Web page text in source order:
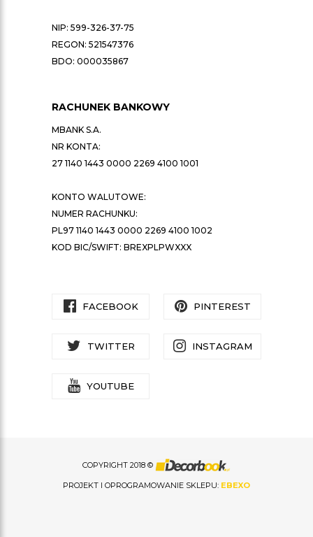
NIP: 599-326-37-75
REGON: 521547376
BDO: 000035867
RACHUNEK BANKOWY
MBANK S.A.
NR KONTA:
27 1140 1443 0000 2269 4100 1001
KONTO WALUTOWE:
NUMER RACHUNKU:
PL97 1140 1443 0000 2269 4100 1002
KOD BIC/SWIFT: BREXPLPWXXX
FACEBOOK PINTEREST
TWITTER INSTAGRAM
YOUTUBE
COPYRIGHT 2018 ©
PROJEKT I OPROGRAMOWANIE SKLEPU: EBEXO